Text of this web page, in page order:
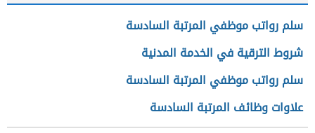
سلم رواتب موظفي المرتبة السادسة
شروط الترقية في الخدمة المدنية
سلم رواتب موظفي المرتبة السادسة
علاوات وظائف المرتبة السادسة